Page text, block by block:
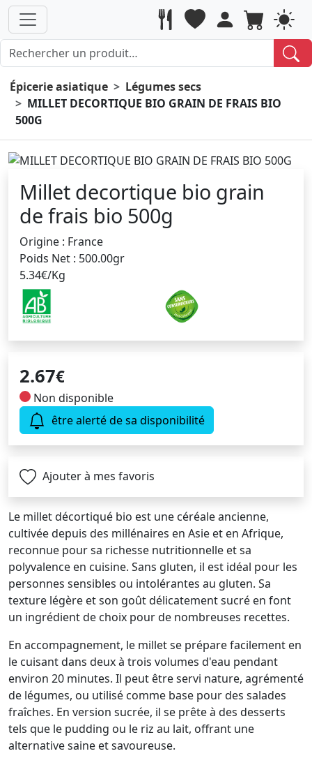
Épicerie asiatique
Légumes secs
MILLET DECORTIQUE BIO GRAIN DE FRAIS BIO
500G
Millet decortique bio grain
de frais bio 500g
Origine : France
Poids Net : 500.00gr
5.34€/Kg
2.67€
Non disponible
être alerté de sa disponibilité
Ajouter à mes favoris
Le millet décortiqué bio est une céréale ancienne,
cultivée depuis des millénaires en Asie et en Afrique,
reconnue pour sa richesse nutritionnelle et sa
polyvalence en cuisine. Sans gluten, il est idéal pour les
personnes sensibles ou intolérantes au gluten. Sa
texture légère et son goût délicatement sucré en font
un ingrédient de choix pour de nombreuses recettes.
En accompagnement, le millet se prépare facilement en
le cuisant dans deux à trois volumes d'eau pendant
environ 20 minutes. Il peut être servi nature, agrémenté
de légumes, ou utilisé comme base pour des salades
fraîches. En version sucrée, il se prête à des desserts
tels que le pudding ou le riz au lait, offrant une
alternative saine et savoureuse.